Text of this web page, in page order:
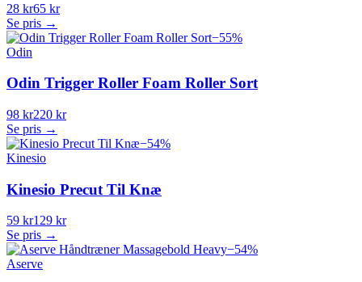
28 kr65 kr
Se pris →
−55%
Odin
Odin Trigger Roller Foam Roller Sort
98 kr220 kr
Se pris →
−54%
Kinesio
Kinesio Precut Til Knæ
59 kr129 kr
Se pris →
−54%
Aserve